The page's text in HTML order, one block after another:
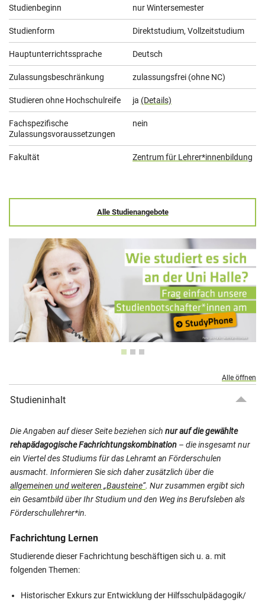
Studienbeginn nur Wintersemester
Studienform Direktstudium, Vollzeitstudium
Hauptunterrichtssprache Deutsch
Zulassungsbeschränkung zulassungsfrei (ohne NC)
Studieren ohne Hochschulreife ja (Details)
Fachspezifische
Zulassungsvoraussetzungen
nein
Fakultät Zentrum für Lehrer*innenbildung
Alle Studienangebote
Alle öffnen
Studieninhalt
Die Angaben auf dieser Seite beziehen sich nur auf die gewählte
rehapädagogische Fachrichtungskombination – die insgesamt nur
ein Viertel des Studiums für das Lehramt an Förderschulen
ausmacht. Informieren Sie sich daher zusätzlich über die
allgemeinen und weiteren „Bausteine“. Nur zusammen ergibt sich
ein Gesamtbild über Ihr Studium und den Weg ins Berufsleben als
Förderschullehrer*in.
Fachrichtung Lernen
Studierende dieser Fachrichtung beschäftigen sich u. a. mit
folgenden Themen:
Historischer Exkurs zur Entwicklung der Hilfsschulpädagogik/